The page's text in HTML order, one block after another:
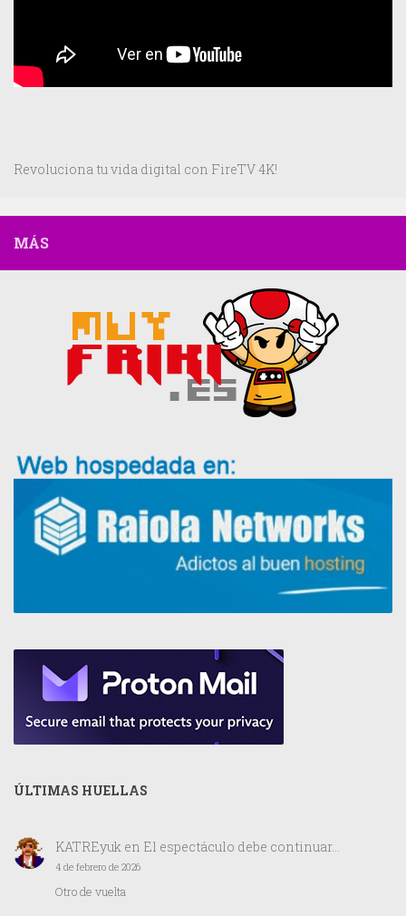
Revoluciona tu vida digital con FireTV 4K!
MÁS
ÚLTIMAS HUELLAS
KATREyuken El espectáculo debe continuar…
4 de febrero de 2026
Otro de vuelta